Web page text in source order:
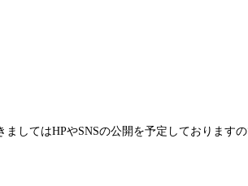
してはHPやSNSの公開を予定しております